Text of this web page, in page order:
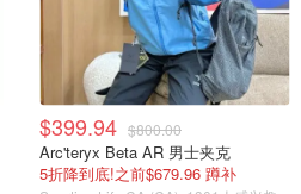
$399.94 $800.00
Arc'teryx Beta AR 男士夹克
5折降到底!之前$679.96 蹲补